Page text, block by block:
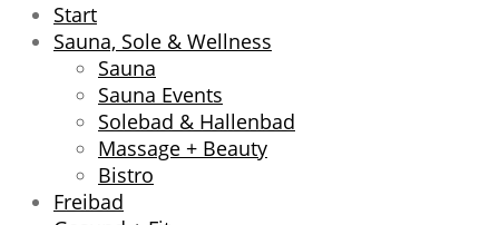
Start
Sauna, Sole & Wellness
Sauna
Sauna Events
Solebad & Hallenbad
Massage + Beauty
Bistro
Freibad